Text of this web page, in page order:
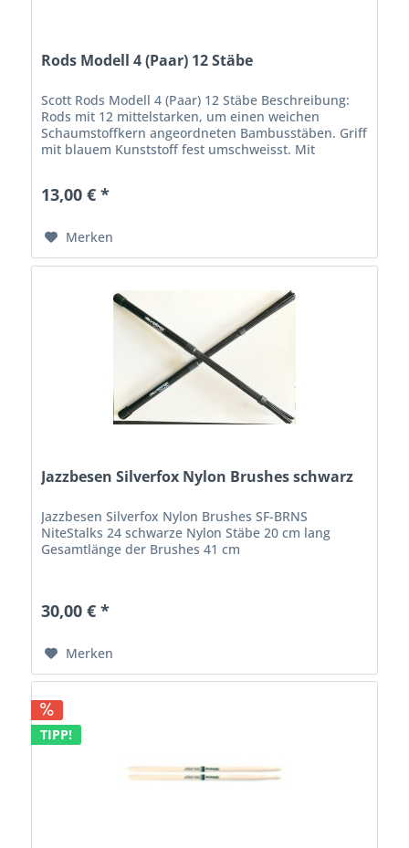
Rods Modell 4 (Paar) 12 Stäbe
Scott Rods Modell 4 (Paar) 12 Stäbe Beschreibung:
Rods mit 12 mittelstarken, um einen weichen
Schaumstoffkern angeordneten Bambusstäben. Griff
mit blauem Kunststoff fest umschweisst. Mit
13,00 € *
Merken
Jazzbesen Silverfox Nylon Brushes schwarz
Jazzbesen Silverfox Nylon Brushes SF-BRNS
NiteStalks 24 schwarze Nylon Stäbe 20 cm lang
Gesamtlänge der Brushes 41 cm
30,00 € *
Merken
TIPP!